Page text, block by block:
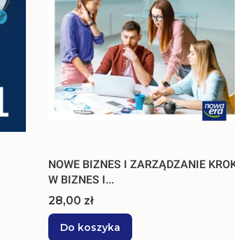
NOWE BIZNES I ZARZĄDZANIE
W BIZNES I...
Cena
28,00 zł
Do koszyka